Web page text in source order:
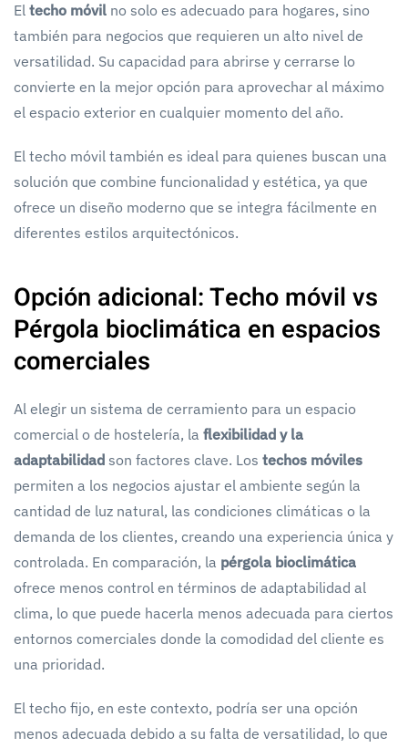
El techo móvil no solo es adecuado para hogares, sino
también para negocios que requieren un alto nivel de
versatilidad. Su capacidad para abrirse y cerrarse lo
convierte en la mejor opción para aprovechar al máximo
el espacio exterior en cualquier momento del año.
El techo móvil también es ideal para quienes buscan una
solución que combine funcionalidad y estética, ya que
ofrece un diseño moderno que se integra fácilmente en
diferentes estilos arquitectónicos.
Opción adicional: Techo móvil vs
Pérgola bioclimática en espacios
comerciales
Al elegir un sistema de cerramiento para un espacio
comercial o de hostelería, la flexibilidad y la
adaptabilidad son factores clave. Los techos móviles
permiten a los negocios ajustar el ambiente según la
cantidad de luz natural, las condiciones climáticas o la
demanda de los clientes, creando una experiencia única y
controlada. En comparación, la pérgola bioclimática
ofrece menos control en términos de adaptabilidad al
clima, lo que puede hacerla menos adecuada para ciertos
entornos comerciales donde la comodidad del cliente es
una prioridad.
El techo fijo, en este contexto, podría ser una opción
menos adecuada debido a su falta de versatilidad, lo que